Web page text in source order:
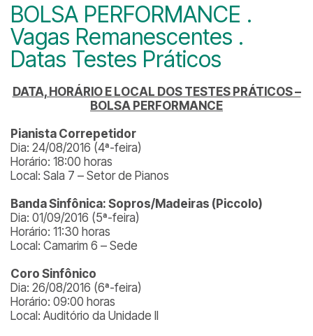
BOLSA PERFORMANCE .
Vagas Remanescentes .
Datas Testes Práticos
DATA, HORÁRIO E LOCAL DOS TESTES PRÁTICOS –
BOLSA PERFORMANCE
Pianista Correpetidor
Dia: 24/08/2016 (4ª-feira)
Horário: 18:00 horas
Local: Sala 7 – Setor de Pianos
Banda Sinfônica: Sopros/Madeiras (Piccolo)
Dia: 01/09/2016 (5ª-feira)
Horário: 11:30 horas
Local: Camarim 6 – Sede
Coro Sinfônico
Dia: 26/08/2016 (6ª-feira)
Horário: 09:00 horas
Local: Auditório da Unidade II